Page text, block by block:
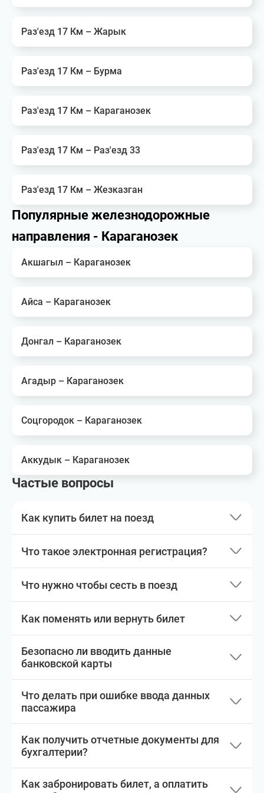
Раз'езд 17 Км – Жарык
Раз'езд 17 Км – Бурма
Раз'езд 17 Км – Караганозек
Раз'езд 17 Км – Раз'езд 33
Раз'езд 17 Км – Жезказган
Популярные железнодорожные
направления - Караганозек
Акшагыл – Караганозек
Айса – Караганозек
Донгал – Караганозек
Агадыр – Караганозек
Соцгородок – Караганозек
Аккудык – Караганозек
Частые вопросы
Как купить билет на поезд
Что такое электронная регистрация?
Что нужно чтобы сесть в поезд
Как поменять или вернуть билет
Безопасно ли вводить данные
банковской карты
Что делать при ошибке ввода данных
пассажира
Как получить отчетные документы для
бухгалтерии?
Как забронировать билет, а оплатить